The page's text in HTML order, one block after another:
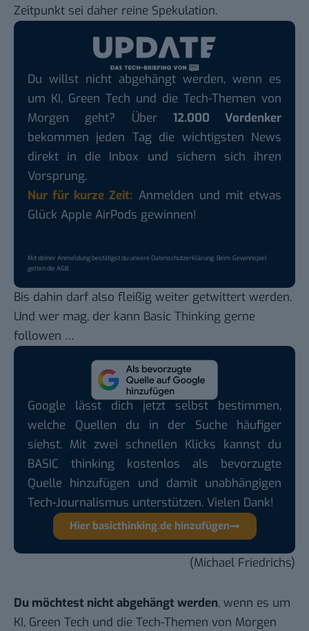
Zeitpunkt sei daher reine Spekulation.
Du willst nicht abgehängt werden, wenn es
um KI, Green Tech und die Tech-Themen von
Morgen geht? Über 12.000 Vordenker
bekommen jeden Tag die wichtigsten News
direkt in die Inbox und sichern sich ihren
Vorsprung.
Nur für kurze Zeit: Anmelden und mit etwas
Glück Apple AirPods gewinnen!
Mit deiner Anmeldung bestätigst du unsereDatenschutzerklärung. Beim Gewinnspiel
gelten dieAGB.
Bis dahin darf also fleißig weiter getwittert werden.
Und wer mag, der kann Basic Thinking gerne
followen …
Google lässt dich jetzt selbst bestimmen,
welche Quellen du in der Suche häufiger
siehst. Mit zwei schnellen Klicks kannst du
BASIC thinking kostenlos als bevorzugte
Quelle hinzufügen und damit unabhängigen
Tech-Journalismus unterstützen. Vielen Dank!
Hier basicthinking.de hinzufügen
(Michael Friedrichs)
Du möchtest nicht abgehängt werden, wenn es um
KI, Green Tech und die Tech-Themen von Morgen